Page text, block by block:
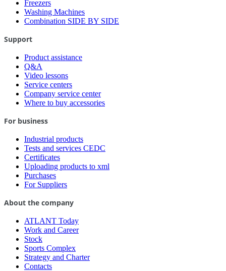
Freezers
Washing Machines
Combination SIDE BY SIDE
Support
Product assistance
Q&A
Video lessons
Service centers
Company service center
Where to buy accessories
For business
Industrial products
Tests and services CEDC
Certificates
Uploading products to xml
Purchases
For Suppliers
About the company
ATLANT Today
Work and Career
Stock
Sports Complex
Strategy and Charter
Contacts